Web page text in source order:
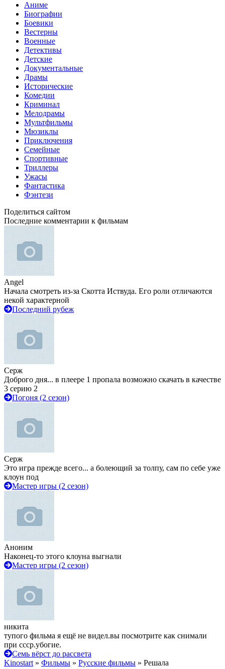
Аниме
Биографии
Боевики
Вестерны
Военные
Детективы
Детские
Документальные
Драмы
Исторические
Комедии
Криминал
Мелодрамы
Мультфильмы
Мюзиклы
Приключения
Семейные
Спортивные
Триллеры
Ужасы
Фантастика
Фэнтези
Поделиться сайтом
Последние комментарии к фильмам
Angel
Начала смотреть из-за Скотта Иствуда. Его роли отличаются
некой характерной
Последний рубеж
Серж
Доброго дня... в плеере 1 пропала возможно скачать в качестве
3 серию 2
Погоня (2 сезон)
Серж
Это игра прежде всего... а болеющий за толпу, сам по себе уже
клоун под
Мастер игры (2 сезон)
Аноним
Наконец-то этого клоуна выгнали
Мастер игры (2 сезон)
никита
тупого фильма я ещё не видел.вы посмотрите как снимали
при ссср.убогие.
Семь вёрст до рассвета
Kinostart » Фильмы » Русские фильмы » Решала